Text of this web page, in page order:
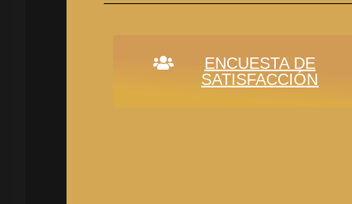
ENCUESTA DE
SATISFACCIÓN